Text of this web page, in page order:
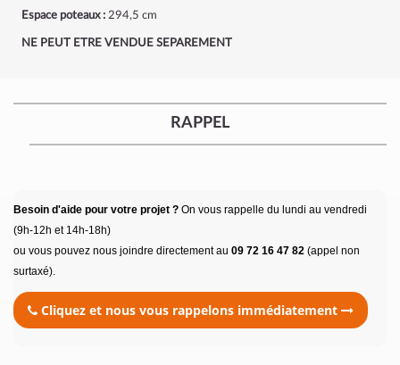
Espace poteaux : 294,5 cm
NE PEUT ETRE VENDUE SEPAREMENT
RAPPEL
Besoin d'aide pour votre projet ? On vous rappelle du lundi au vendredi
(9h-12h et 14h-18h)
ou vous pouvez nous joindre directement au 09 72 16 47 82 (appel non
surtaxé).
Cliquez et nous vous rappelons immédiatement